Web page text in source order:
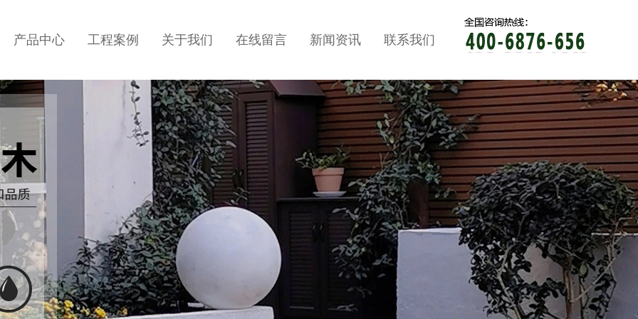
产品中心 工程案例 关于我们 在线留言 新闻资讯 联系我们